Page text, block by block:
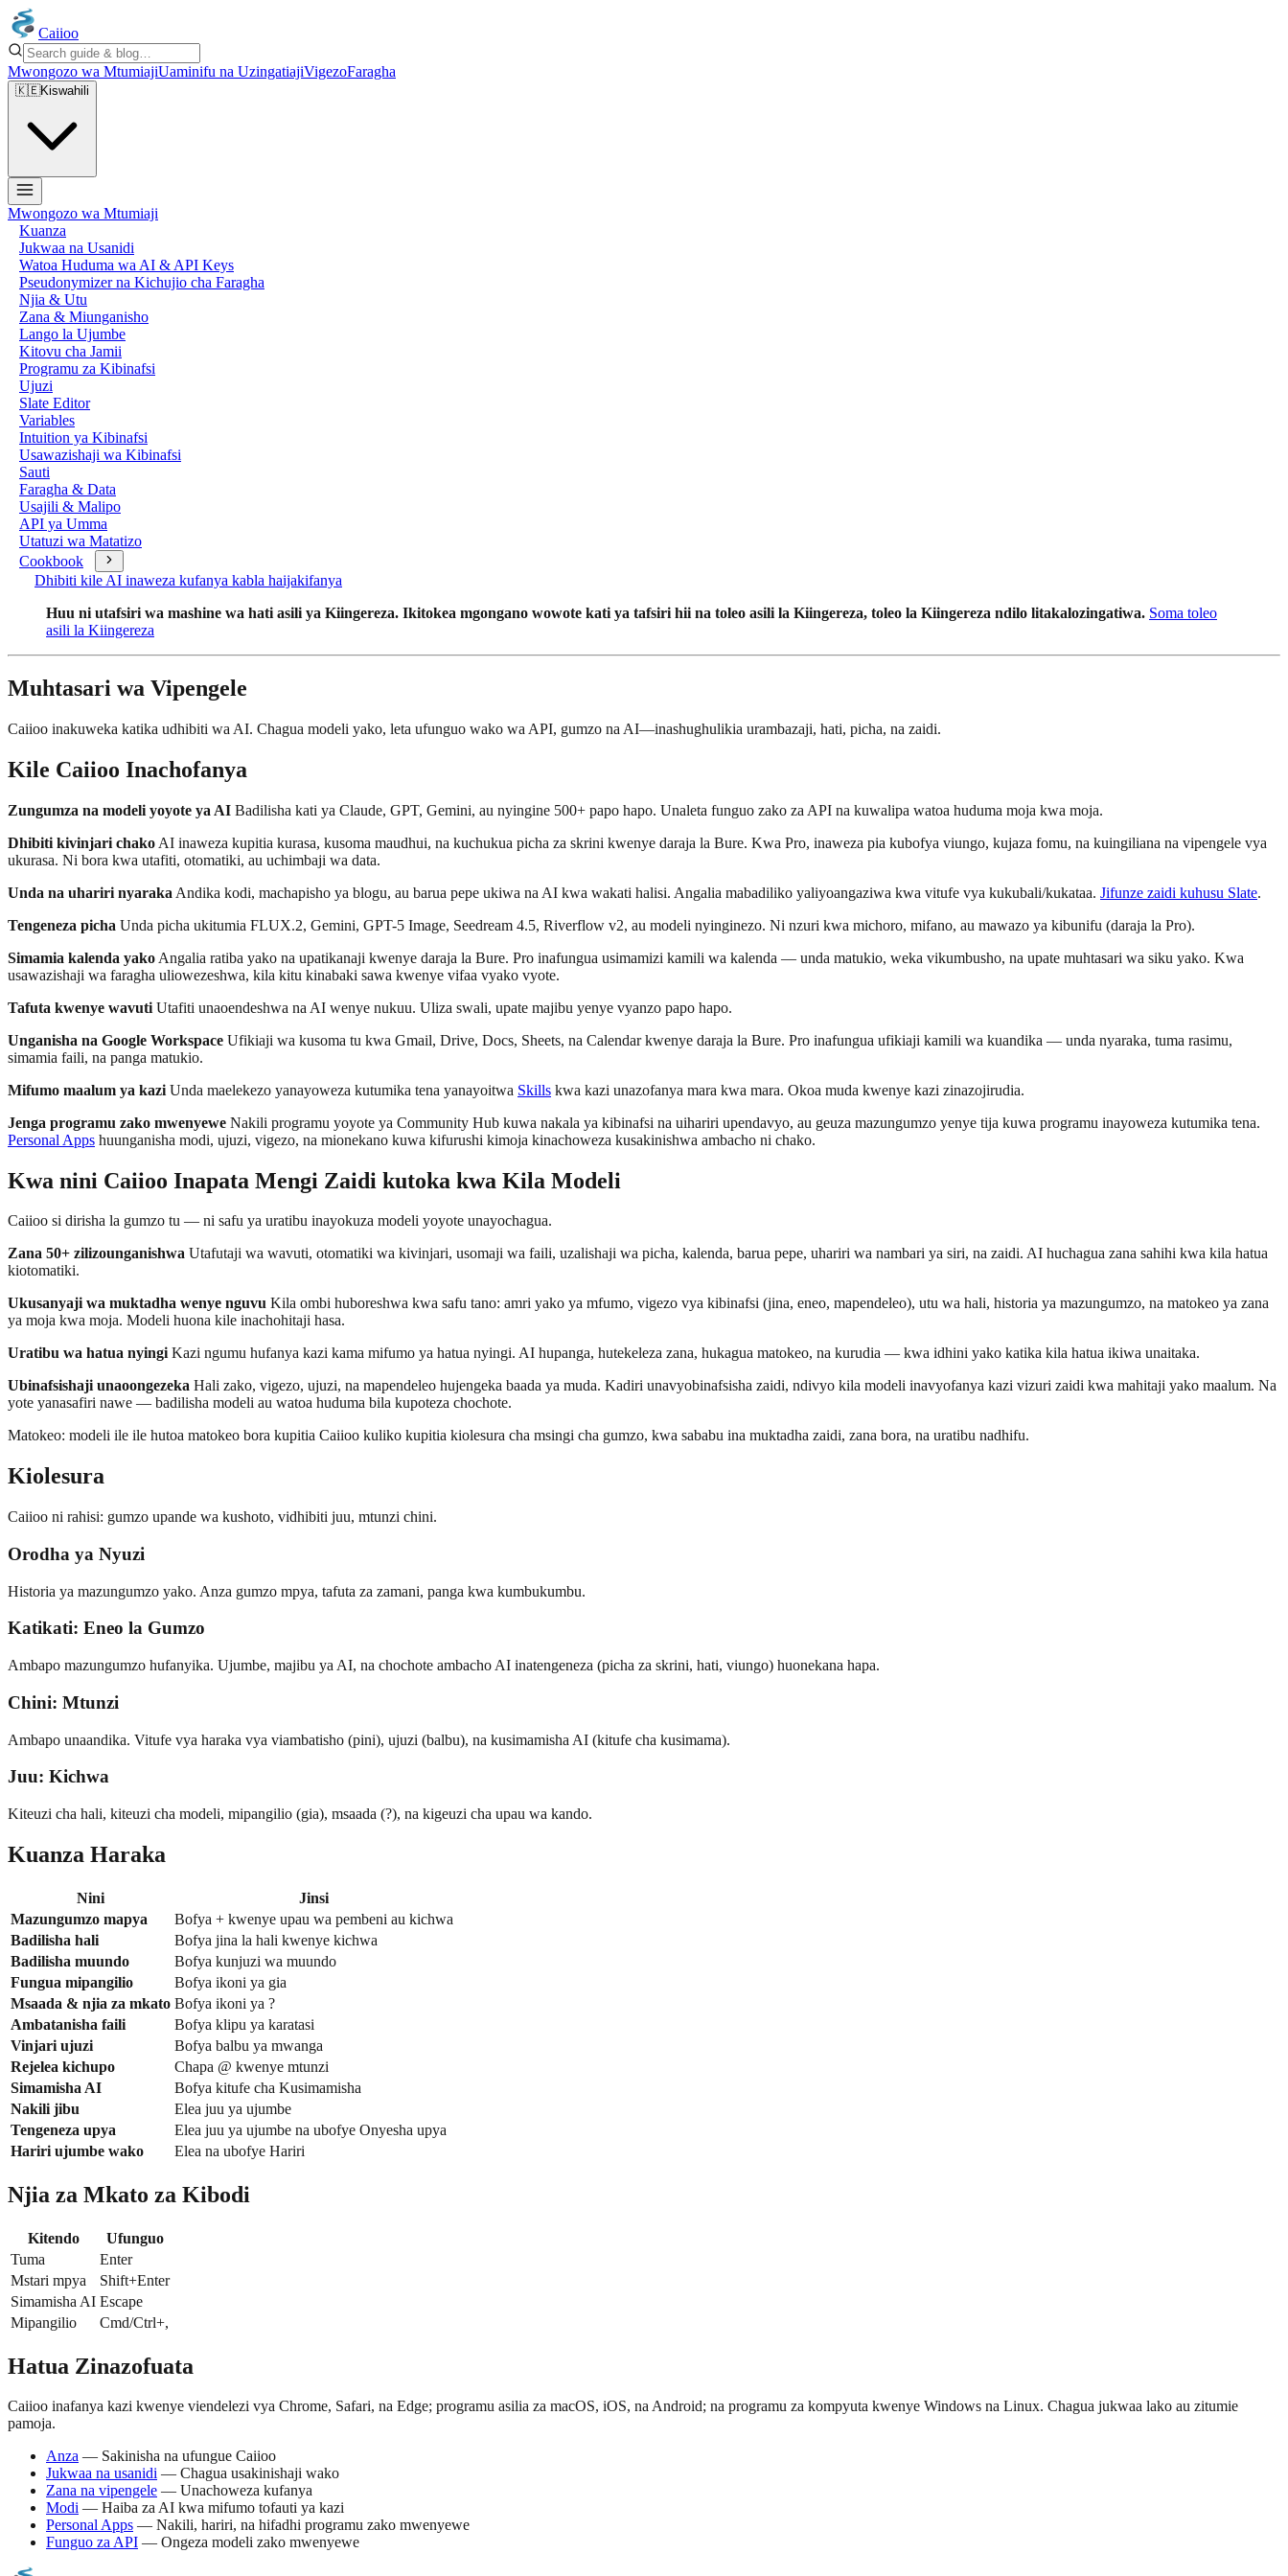
Caiioo
Mwongozo wa MtumiajiUaminifu na UzingatiajiVigezoFaragha
🇰🇪Kiswahili
Mwongozo wa Mtumiaji
Kuanza
Jukwaa na Usanidi
Watoa Huduma wa AI & API Keys
Pseudonymizer na Kichujio cha Faragha
Njia & Utu
Zana & Miunganisho
Lango la Ujumbe
Kitovu cha Jamii
Programu za Kibinafsi
Ujuzi
Slate Editor
Variables
Intuition ya Kibinafsi
Usawazishaji wa Kibinafsi
Sauti
Faragha & Data
Usajili & Malipo
API ya Umma
Utatuzi wa Matatizo
Cookbook
Dhibiti kile AI inaweza kufanya kabla haijakifanya
Huu ni utafsiri wa mashine wa hati asili ya Kiingereza. Ikitokea mgongano wowote kati ya tafsiri hii na toleo asili la Kiingereza, toleo la Kiingereza ndilo litakalozingatiwa. Soma toleo
asili la Kiingereza
Muhtasari wa Vipengele
Caiioo inakuweka katika udhibiti wa AI. Chagua modeli yako, leta ufunguo wako wa API, gumzo na AI—inashughulikia urambazaji, hati, picha, na zaidi.
Kile Caiioo Inachofanya
Zungumza na modeli yoyote ya AI Badilisha kati ya Claude, GPT, Gemini, au nyingine 500+ papo hapo. Unaleta funguo zako za API na kuwalipa watoa huduma moja kwa moja.
Dhibiti kivinjari chako AI inaweza kupitia kurasa, kusoma maudhui, na kuchukua picha za skrini kwenye daraja la Bure. Kwa Pro, inaweza pia kubofya viungo, kujaza fomu, na kuingiliana na vipengele vya
ukurasa. Ni bora kwa utafiti, otomatiki, au uchimbaji wa data.
Unda na uhariri nyaraka Andika kodi, machapisho ya blogu, au barua pepe ukiwa na AI kwa wakati halisi. Angalia mabadiliko yaliyoangaziwa kwa vitufe vya kukubali/kukataa. Jifunze zaidi kuhusu Slate.
Tengeneza picha Unda picha ukitumia FLUX.2, Gemini, GPT-5 Image, Seedream 4.5, Riverflow v2, au modeli nyinginezo. Ni nzuri kwa michoro, mifano, au mawazo ya kibunifu (daraja la Pro).
Simamia kalenda yako Angalia ratiba yako na upatikanaji kwenye daraja la Bure. Pro inafungua usimamizi kamili wa kalenda — unda matukio, weka vikumbusho, na upate muhtasari wa siku yako. Kwa
usawazishaji wa faragha uliowezeshwa, kila kitu kinabaki sawa kwenye vifaa vyako vyote.
Tafuta kwenye wavuti Utafiti unaoendeshwa na AI wenye nukuu. Uliza swali, upate majibu yenye vyanzo papo hapo.
Unganisha na Google Workspace Ufikiaji wa kusoma tu kwa Gmail, Drive, Docs, Sheets, na Calendar kwenye daraja la Bure. Pro inafungua ufikiaji kamili wa kuandika — unda nyaraka, tuma rasimu,
simamia faili, na panga matukio.
Mifumo maalum ya kazi Unda maelekezo yanayoweza kutumika tena yanayoitwa Skills kwa kazi unazofanya mara kwa mara. Okoa muda kwenye kazi zinazojirudia.
Jenga programu zako mwenyewe Nakili programu yoyote ya Community Hub kuwa nakala ya kibinafsi na uihariri upendavyo, au geuza mazungumzo yenye tija kuwa programu inayoweza kutumika tena.
Personal Apps huunganisha modi, ujuzi, vigezo, na mionekano kuwa kifurushi kimoja kinachoweza kusakinishwa ambacho ni chako.
Kwa nini Caiioo Inapata Mengi Zaidi kutoka kwa Kila Modeli
Caiioo si dirisha la gumzo tu — ni safu ya uratibu inayokuza modeli yoyote unayochagua.
Zana 50+ zilizounganishwa Utafutaji wa wavuti, otomatiki wa kivinjari, usomaji wa faili, uzalishaji wa picha, kalenda, barua pepe, uhariri wa nambari ya siri, na zaidi. AI huchagua zana sahihi kwa kila hatua
kiotomatiki.
Ukusanyaji wa muktadha wenye nguvu Kila ombi huboreshwa kwa safu tano: amri yako ya mfumo, vigezo vya kibinafsi (jina, eneo, mapendeleo), utu wa hali, historia ya mazungumzo, na matokeo ya zana
ya moja kwa moja. Modeli huona kile inachohitaji hasa.
Uratibu wa hatua nyingiKazi ngumu hufanya kazi kama mifumo ya hatua nyingi. AI hupanga, hutekeleza zana, hukagua matokeo, na kurudia — kwa idhini yako katika kila hatua ikiwa unaitaka.
Ubinafsishaji unaoongezeka Hali zako, vigezo, ujuzi, na mapendeleo hujengeka baada ya muda. Kadiri unavyobinafsisha zaidi, ndivyo kila modeli inavyofanya kazi vizuri zaidi kwa mahitaji yako maalum. Na
yote yanasafiri nawe — badilisha modeli au watoa huduma bila kupoteza chochote.
Matokeo: modeli ile ile hutoa matokeo bora kupitia Caiioo kuliko kupitia kiolesura cha msingi cha gumzo, kwa sababu ina muktadha zaidi, zana bora, na uratibu nadhifu.
Kiolesura
Caiioo ni rahisi: gumzo upande wa kushoto, vidhibiti juu, mtunzi chini.
Orodha ya Nyuzi
Historia ya mazungumzo yako. Anza gumzo mpya, tafuta za zamani, panga kwa kumbukumbu.
Katikati: Eneo la Gumzo
Ambapo mazungumzo hufanyika. Ujumbe, majibu ya AI, na chochote ambacho AI inatengeneza (picha za skrini, hati, viungo) huonekana hapa.
Chini: Mtunzi
Ambapo unaandika. Vitufe vya haraka vya viambatisho (pini), ujuzi (balbu), na kusimamisha AI (kitufe cha kusimama).
Juu: Kichwa
Kiteuzi cha hali, kiteuzi cha modeli, mipangilio (gia), msaada (?), na kigeuzi cha upau wa kando.
Kuanza Haraka
Nini
Jinsi
Mazungumzo mapya
Bofya + kwenye upau wa pembeni au kichwa
Badilisha hali
Bofya jina la hali kwenye kichwa
Badilisha muundo
Bofya kunjuzi wa muundo
Fungua mipangilio
Bofya ikoni ya gia
Msaada & njia za mkato Bofya ikoni ya ?
Ambatanisha faili
Bofya klipu ya karatasi
Vinjari ujuzi
Bofya balbu ya mwanga
Rejelea kichupo
Chapa @ kwenye mtunzi
Simamisha AI
Bofya kitufe cha Kusimamisha
Nakili jibu
Elea juu ya ujumbe
Tengeneza upya
Elea juu ya ujumbe na ubofye Onyesha upya
Hariri ujumbe wako
Elea na ubofye Hariri
Njia za Mkato za Kibodi
Kitendo
Ufunguo
Tuma
Enter
Mstari mpya
Shift+Enter
Simamisha AI Escape
Mipangilio
Cmd/Ctrl+,
Hatua Zinazofuata
Caiioo inafanya kazi kwenye viendelezi vya Chrome, Safari, na Edge; programu asilia za macOS, iOS, na Android; na programu za kompyuta kwenye Windows na Linux. Chagua jukwaa lako au zitumie
pamoja.
Anza — Sakinisha na ufungue Caiioo
Jukwaa na usanidi — Chagua usakinishaji wako
Zana na vipengele — Unachoweza kufanya
Modi — Haiba za AI kwa mifumo tofauti ya kazi
Personal Apps — Nakili, hariri, na hifadhi programu zako mwenyewe
Funguo za API — Ongeza modeli zako mwenyewe